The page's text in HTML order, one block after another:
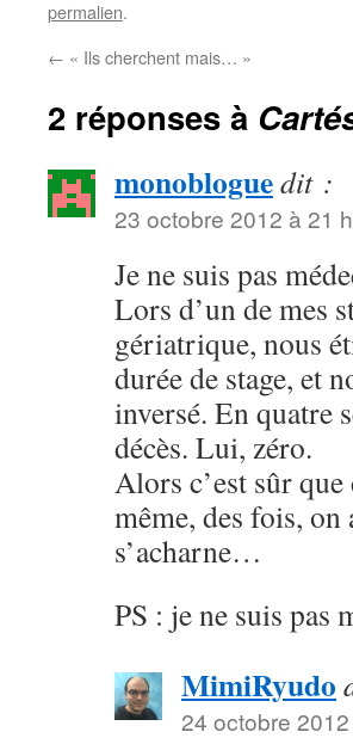
permalien.
← « Ils cherchent mais… »
2 réponses à
monobloguedit :
23 octobre 2012 à 21
Je ne suis pas
Lors d’un de mes
gériatrique, nous
durée de stage, et
inversé. En quatre
décès. Lui, zéro.
Alors c’est sûr
même, des fois,
s’acharne…
PS : je ne suis pas
MimiRyudo
24 octobre